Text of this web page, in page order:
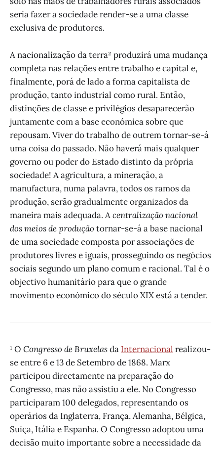
seria fazer a sociedade render-se a uma classe
exclusiva de produtores.
A nacionalização da terra² produzirá uma mudança
completa nas relações entre trabalho e capital e,
finalmente, porá de lado a forma capitalista de
produção, tanto industrial como rural. Então,
distinções de classe e privilégios desaparecerão
juntamente com a base económica sobre que
repousam. Viver do trabalho de outrem tornar-se-á
uma coisa do passado. Não haverá mais qualquer
governo ou poder do Estado distinto da própria
sociedade! A agricultura, a mineração, a
manufactura, numa palavra, todos os ramos da
produção, serão gradualmente organizados da
maneira mais adequada.A centralização nacional
dos meios de produção tornar-se-á a base nacional
de uma sociedade composta por associações de
produtores livres e iguais, prosseguindo os negócios
sociais segundo um plano comum e racional. Tal é o
objectivo humanitário para que o grande
movimento económico do século XIX está a tender.
¹ O Congresso de Bruxelasda Internacional realizou-
se entre 6 e 13 de Setembro de 1868. Marx
participou directamente na preparação do
Congresso, mas não assistiu a ele. No Congresso
participaram 100 delegados, representando os
operários da Inglaterra, França, Alemanha, Bélgica,
Suíça, Itália e Espanha. O Congresso adoptou uma
decisão muito importante sobre a necessidade da